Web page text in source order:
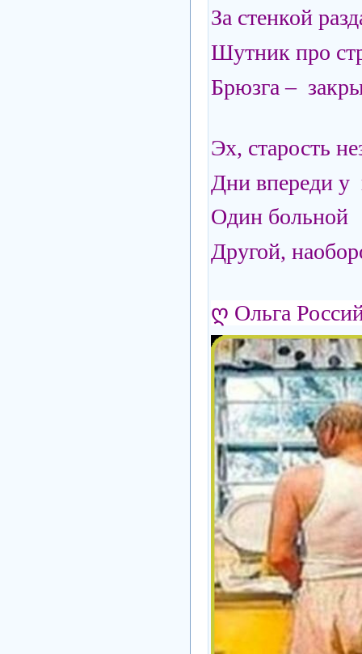
За стенкой
Шутник про
Брюзга –
Эх, старость
Дни впереди у
Один больной
Другой,
ღ Ольга